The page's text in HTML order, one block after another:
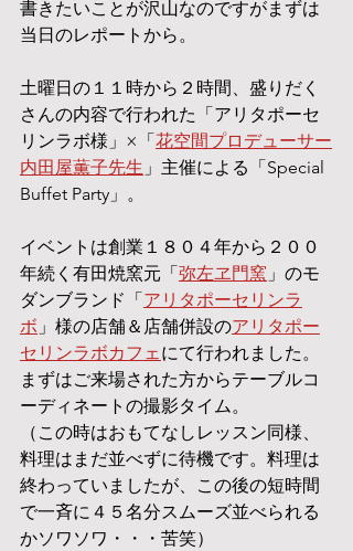
書きたいことが沢山なのですがまずは
当日のレポートから。
土曜日の１１時から２時間、盛りだく
さんの内容で行われた「アリタポーセ
リンラボ様」×「 花空間プロデューサー
内田屋薫子先生 」主催による「Special
Buffet Party」。
イベントは創業１８０４年から２００
年続く有田焼窯元「 弥左ヱ門窯 」のモ
ダンブランド「 アリタポーセリンラ
ボ 」様の店舗＆店舗併設のアリタポー
セリンラボカフェにて行われました。
まずはご来場された方からテーブルコ
ーディネートの撮影タイム。
（この時はおもてなしレッスン同様、
料理はまだ並べずに待機です。料理は
終わっていましたが、この後の短時間
で一斉に４５名分スムーズ並べられる
かソワソワ・・・苦笑）